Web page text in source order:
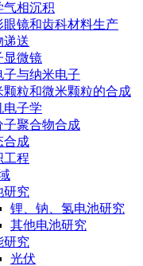
气相沉积
眼镜和齿科材料生产
递送
显微镜
子与纳米电子
颗粒和微米颗粒的合成
电子学
子聚合物合成
合成
工程
研究
锂、钠、氢电池研究
其他电池研究
研究
光伏